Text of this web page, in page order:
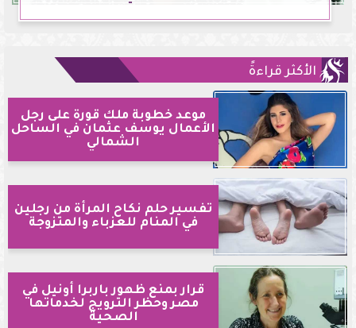
الأكثر قراءةً
موعد خطوبة ملك قورة على رجل
الأعمال يوسف عثمان في الساحل
الشمالي
تفسير حلم نكاح المرأة من رجلين
في المنام للعزباء والمتزوجة
قرار بمنع ظهور باربرا أونيل في
مصر وحظر الترويج لخدماتها
الصحية